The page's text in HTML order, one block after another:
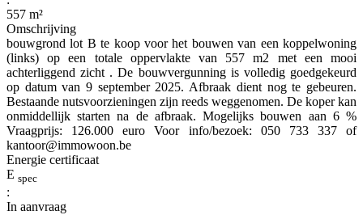
557 m²
Omschrijving
bouwgrond lot B te koop voor het bouwen van een koppelwoning
(links) op een totale oppervlakte van 557 m2 met een mooi
achterliggend zicht . De bouwvergunning is volledig goedgekeurd
op datum van 9 september 2025. Afbraak dient nog te gebeuren.
Bestaande nutsvoorzieningen zijn reeds weggenomen. De koper kan
onmiddellijk starten na de afbraak. Mogelijks bouwen aan 6 %
Vraagprijs: 126.000 euro Voor info/bezoek: 050 733 337 of
kantoor@immowoon.be
Energie certificaat
E spec
:
In aanvraag